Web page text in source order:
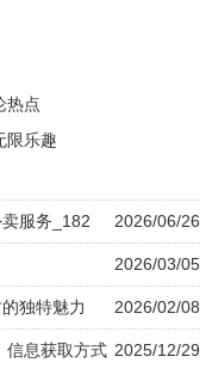
热点
限乐趣
2026/06/26
服务_182
2026/03/05
2026/02/08
独特魅力
2025/12/29
信息获取方式